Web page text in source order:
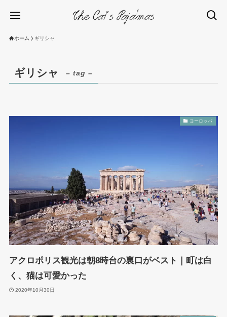
ホーム ギリシャ
ギリシャ – tag –
ヨーロッパ
アクロポリス観光は朝8時台の裏口がベスト｜町は白
く、猫は可愛かった
2020年10月30日